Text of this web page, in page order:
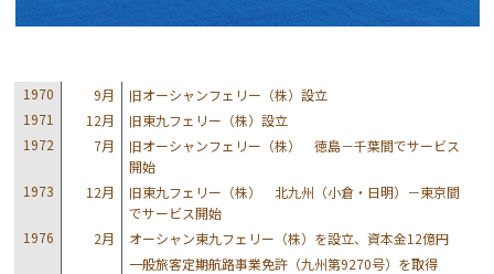
1970 9月
旧オーシャンフェリー（株）設立
1971
12月
旧東九フェリー（株）設立
1972
7月
旧オーシャンフェリー（株） 徳島－千葉間でサービス
開始
1973
12月
旧東九フェリー（株） 北九州（小倉・日明）－東京間
でサービス開始
1976
2月
オーシャン東九フェリー（株）を設立、資本金12億円
一般旅客定期航路事業免許（九州第9270号）を取得